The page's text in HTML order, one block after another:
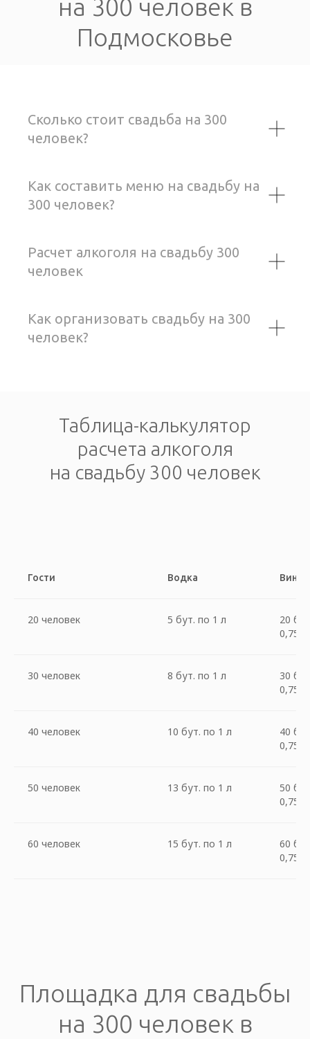
на 300 человек в
Подмосковье
Сколько стоит свадьба на 300
человек?
Как составить меню на свадьбу на
300 человек?
Расчет алкоголя на свадьбу 300
человек
Как организовать свадьбу на 300
человек?
Таблица-калькулятор
расчета алкоголя
на свадьбу 300 человек
Гости Водка Вино
20 человек 5 бут. по 1 л
20
0,75 л
30 человек 8 бут. по 1 л
30
0,75 л
40 человек 10 бут. по 1 л
40
0,75 л
50 человек 13 бут. по 1 л
50
0,75 л
60 человек 15 бут. по 1 л
60
0,75 л
Площадка для свадьбы
на 300 человек в